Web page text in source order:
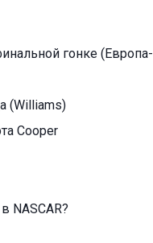
гонке
(Williams)
Cooper
NASCAR?